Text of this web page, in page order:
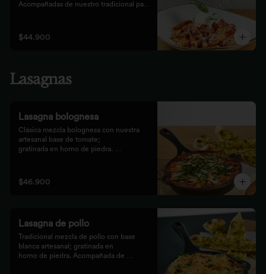
Acompañadas de nuestro tradicional pan
$44.900
Lasagnas
Lasagna bolognesa
Clásica mezcla bolognesa con nuestra
artesanal base de tomate;
gratinada en horno de piedra.
$46.900
Lasagna de pollo
Tradicional mezcla de pollo con base
blanca artesanal; gratinada en
horno de piedra. Acompañada de